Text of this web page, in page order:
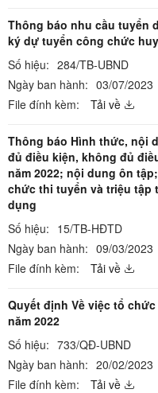
Thông báo nhu cầu tuyển
ký dự tuyển công chức
Số hiệu: 284/TB-UBND
Ngày ban hành: 03/07/2023
File đính kèm:
Tải về
Thông báo Hình thức, nội
đủ điều kiện, không đủ
năm 2022; nội dung ôn
chức thi tuyển và triệu tập
dụng
Số hiệu: 15/TB-HĐTD
Ngày ban hành: 09/03/2023
File đính kèm:
Tải về
Quyết định Về việc tổ
năm 2022
Số hiệu: 733/QĐ-UBND
Ngày ban hành: 20/02/2023
File đính kèm:
Tải về